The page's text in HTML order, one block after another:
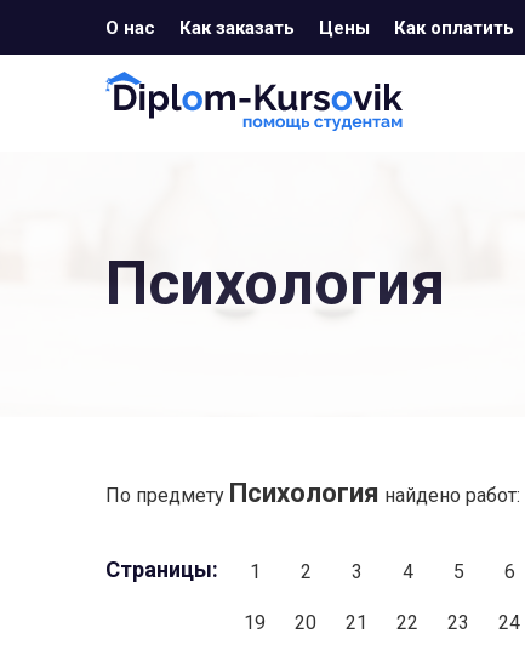
О нас Как заказать Цены Как оплатить
Психология
По предмету Психология найдено работ:
Страницы: 1 2 3 4 5 6
19 20 21 22 23 24